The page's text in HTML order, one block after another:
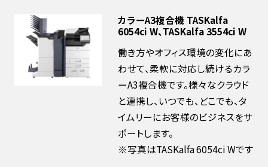
カラーA3複合機 TASKalfa
6054ci W、TASKalfa 3554ci W
働き方やオフィス環境の変化にあ
わせて、柔軟に対応し続けるカラ
ーA3複合機です。様々なクラウド
と連携し、いつでも、どこでも、タ
イムリーにお客様のビジネスをサ
ポートします。
※写真はTASKalfa 6054ci Wです